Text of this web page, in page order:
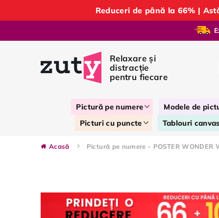
Reduceri de până la 66% |
Pictură pe numere Modele de
Picturi cu puncte
Tablouri canvas
Acasă Pictură pe numere - POSTER WONDER